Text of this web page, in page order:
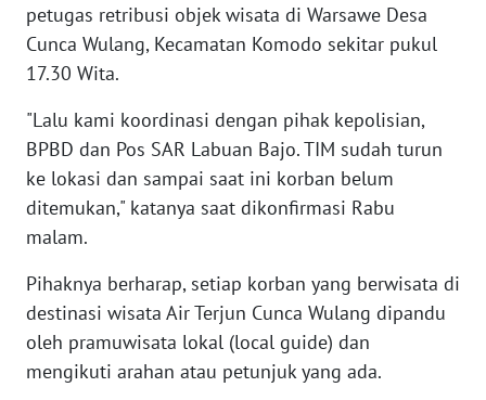
petugas retribusi objek wisata di Warsawe Desa
Cunca Wulang, Kecamatan Komodo sekitar pukul
17.30 Wita.
"Lalu kami koordinasi dengan pihak kepolisian,
BPBD dan Pos SAR Labuan Bajo. TIM sudah turun
ke lokasi dan sampai saat ini korban belum
ditemukan," katanya saat dikonfirmasi Rabu
malam.
Pihaknya berharap, setiap korban yang berwisata di
destinasi wisata Air Terjun Cunca Wulang dipandu
oleh pramuwisata lokal (local guide) dan
mengikuti arahan atau petunjuk yang ada.
WN
SUMUT
WN
JAKARTA
WN
JABAR
BANTEN
WN
NTT